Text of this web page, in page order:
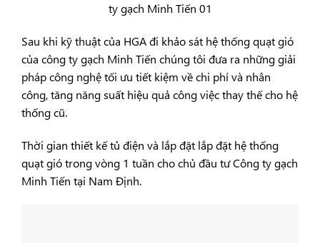
ty gạch Minh Tiến 01
Sau khi kỹ thuật của HGA đi khảo sát hệ thống quạt gió
của công ty gạch Minh Tiến chúng tôi đưa ra những giải
pháp công nghệ tối ưu tiết kiệm về chi phí và nhân
công, tăng năng suất hiệu quả công việc thay thế cho hệ
thống cũ.
Thời gian thiết kế tủ điện và lắp đặt lắp đặt hệ thống
quạt gió trong vòng 1 tuần cho chủ đầu tư Công ty gạch
Minh Tiến tại Nam Định.